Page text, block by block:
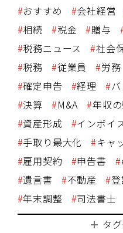
おすすめ 会社経営
相続
税金 贈与
税務ニュース
社会
税務
従業員 労務
確定申告
経理
決算
M&A 年収
資産形成
インボイ
手取り最大化
キャ
雇用契約
申告書
遺言書
不動産
年末調整
司法書士
タ